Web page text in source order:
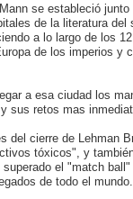
se estableció
de la literatura
a lo largo de los
de los imperios y
a esa ciudad los
sus retos mas
del cierre de Lehman
tóxicos", y
el "match
de todo el